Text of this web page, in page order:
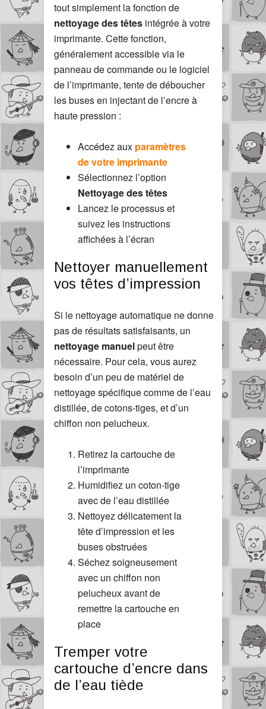
tout simplement la fonction de
nettoyage des têtes intégrée à votre
imprimante. Cette fonction,
généralement accessible via le
panneau de commande ou le logiciel
de l’imprimante, tente de déboucher
les buses en injectant de l’encre à
haute pression :
Accédez aux paramètres
de votre imprimante
Sélectionnez l’option
Nettoyage des têtes
Lancez le processus et
suivez les instructions
affichées à l’écran
Nettoyer manuellement
vos têtes d’impression
Si le nettoyage automatique ne donne
pas de résultats satisfaisants, un
nettoyage manuelpeut être
nécessaire. Pour cela, vous aurez
besoin d’un peu de matériel de
nettoyage spécifique comme de l’eau
distillée, de cotons-tiges, et d’un
chiffon non pelucheux.
Retirez la cartouche de
l’imprimante
Humidifiez un coton-tige
avec de l’eau distillée
Nettoyez délicatement la
tête d’impression et les
buses obstruées
Séchez soigneusement
avec un chiffon non
pelucheux avant de
remettre la cartouche en
place
Tremper votre
cartouche d’encre dans
de l’eau tiède